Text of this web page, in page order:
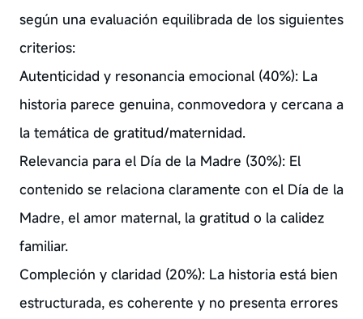
según una evaluación equilibrada de los siguientes
criterios:
Autenticidad y resonancia emocional (40%): La
historia parece genuina, conmovedora y cercana a
la temática de gratitud/maternidad.
Relevancia para el Día de la Madre (30%): El
contenido se relaciona claramente con el Día de la
Madre, el amor maternal, la gratitud o la calidez
familiar.
Compleción y claridad (20%): La historia está bien
estructurada, es coherente y no presenta errores